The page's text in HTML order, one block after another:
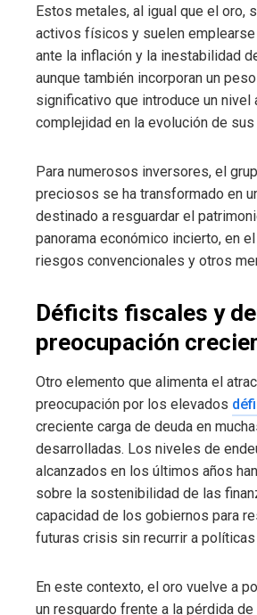
Estos metales, al igual que el oro,
activos físicos y suelen
ante la inflación y la inestabilidad
aunque también incorporan un
significativo que introduce un nivel
complejidad en la evolución de
Para numerosos inversores, el
preciosos se ha transformado en
destinado a resguardar el
panorama económico incierto, en
riesgos convencionales y otros
Déficits fiscales y
preocupación
Otro elemento que alimenta el
preocupación por los elevados
creciente carga de deuda en
desarrolladas. Los niveles de
alcanzados en los últimos años
sobre la sostenibilidad de las
capacidad de los gobiernos para
futuras crisis sin recurrir a
En este contexto, el oro vuelve a
un resguardo frente a la pérdida